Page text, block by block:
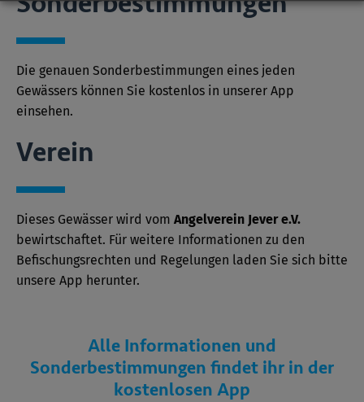
Die genauen Sonderbestimmungen eines jeden
Gewässers können Sie kostenlos in unserer App
einsehen.
Verein
Dieses Gewässer wird vom Angelverein Jever e.V.
bewirtschaftet. Für weitere Informationen zu den
Befischungsrechten und Regelungen laden Sie sich bitte
unsere App herunter.
Alle Informationen und
Sonderbestimmungen findet ihr in der
kostenlosen App